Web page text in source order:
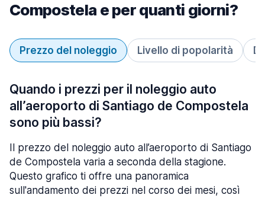
Compostela e per quanti giorni?
Prezzo del noleggio Livello di popolarità
Quando i prezzi per il noleggio auto
all’aeroporto di Santiago de Compostela
sono più bassi?
Il prezzo del noleggio auto all’aeroporto di Santiago
de Compostela varia a seconda della stagione.
Questo grafico ti offre una panoramica
sull'andamento dei prezzi nel corso dei mesi, così